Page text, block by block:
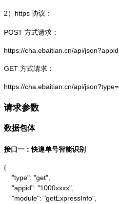
2） https 协议：
POST 方式请求：
https://cha.ebaitian.cn/api/
GET 方式请求：
https://cha.ebaitian.cn/api/
请求参数
数据包体
接口一：快递单号智能识别
{
    "type": "get",
    "appid": "1000xxxx",
    "module": "getExpressInfo",